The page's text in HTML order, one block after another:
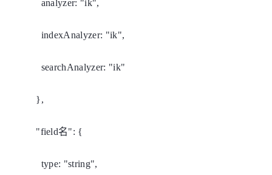
analyzer: "ik",
indexAnalyzer: "ik",
searchAnalyzer: "ik"
},
"field名": {
type: "string",